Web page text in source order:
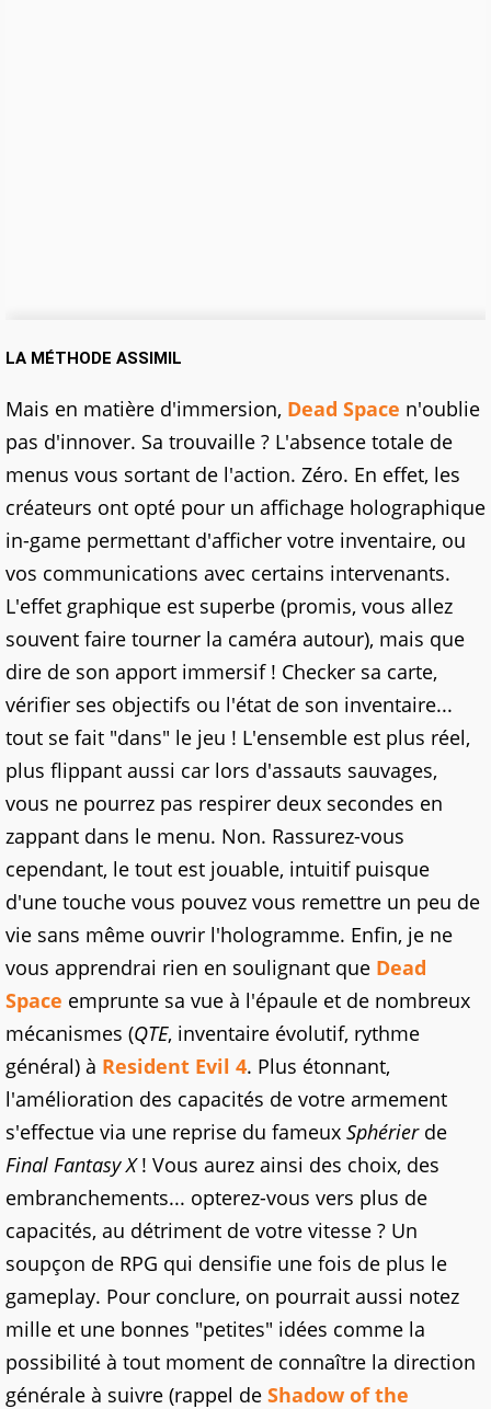
LA MÉTHODE ASSIMIL
Mais en matière d'immersion, Dead Space n'oublie
pas d'innover. Sa trouvaille ? L'absence totale de
menus vous sortant de l'action. Zéro. En effet, les
créateurs ont opté pour un affichage holographique
in-game permettant d'afficher votre inventaire, ou
vos communications avec certains intervenants.
L'effet graphique est superbe (promis, vous allez
souvent faire tourner la caméra autour), mais que
dire de son apport immersif ! Checker sa carte,
vérifier ses objectifs ou l'état de son inventaire...
tout se fait "dans" le jeu ! L'ensemble est plus réel,
plus flippant aussi car lors d'assauts sauvages,
vous ne pourrez pas respirer deux secondes en
zappant dans le menu. Non. Rassurez-vous
cependant, le tout est jouable, intuitif puisque
d'une touche vous pouvez vous remettre un peu de
vie sans même ouvrir l'hologramme. Enfin, je ne
vous apprendrai rien en soulignant que Dead
Space emprunte sa vue à l'épaule et de nombreux
mécanismes (QTE, inventaire évolutif, rythme
général) à Resident Evil 4. Plus étonnant,
l'amélioration des capacités de votre armement
s'effectue via une reprise du fameux Sphérierde
Final Fantasy X! Vous aurez ainsi des choix, des
embranchements... opterez-vous vers plus de
capacités, au détriment de votre vitesse ? Un
soupçon de RPG qui densifie une fois de plus le
gameplay. Pour conclure, on pourrait aussi notez
mille et une bonnes "petites" idées comme la
possibilité à tout moment de connaître la direction
générale à suivre (rappel de Shadow of the